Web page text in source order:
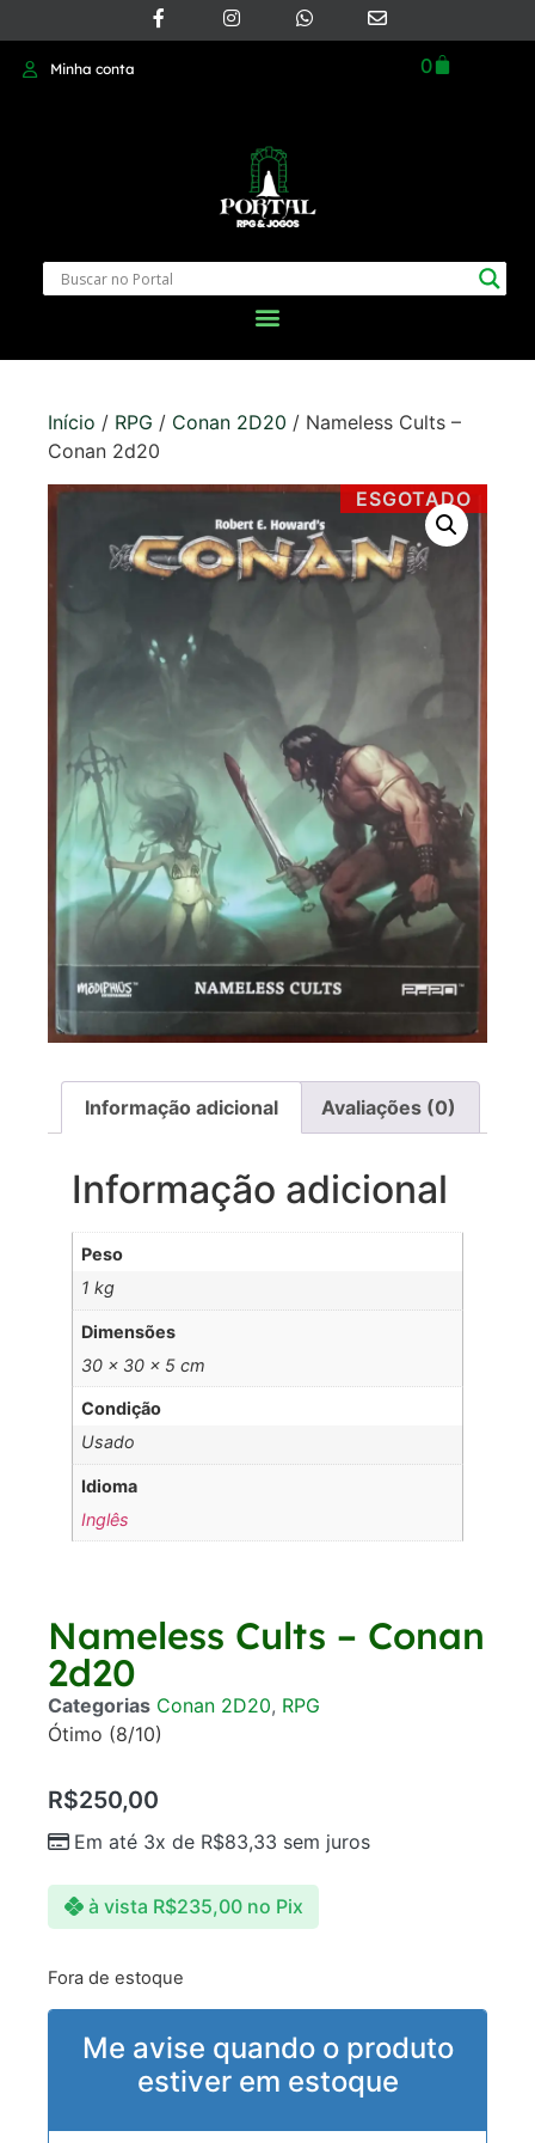
Minha conta 0
Início / RPG / Conan 2D20 / Nameless Cults –
Conan 2d20
ESGOTADO
Informação adicional Avaliações (0)
Informação adicional
Peso
1 kg
Dimensões
30 × 30 × 5 cm
Condição
Usado
Idioma
Inglês
Nameless Cults – Conan
2d20
Categorias Conan 2D20, RPG
Ótimo (8/10)
R$250,00
Em até 3x de R$83,33 sem juros
à vista R$235,00 no Pix
Fora de estoque
Me avise quando o produto
estiver em estoque